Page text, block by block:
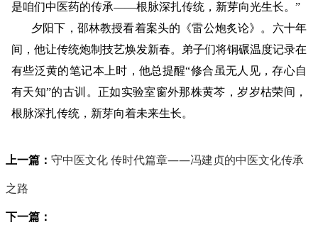
是咱们中医药的传承——根脉深扎传统，新芽向光生长。”
夕阳下，邵林教授看着案头的 《雷公炮炙论》。六十年
间，他让传统炮制技艺焕发新春。 弟子们将铜碾温度记录在
有些泛黄的笔记本上时 ，他总提醒“修合虽无人见，存心自
有天知”的古训。正如实验室窗外那株黄芩，岁岁枯荣间，
根脉深扎传统，新芽向着未来生长。
上一篇： ‌守中医文化 传时代篇章——冯建贞的中医文化传承
之路
下一篇：